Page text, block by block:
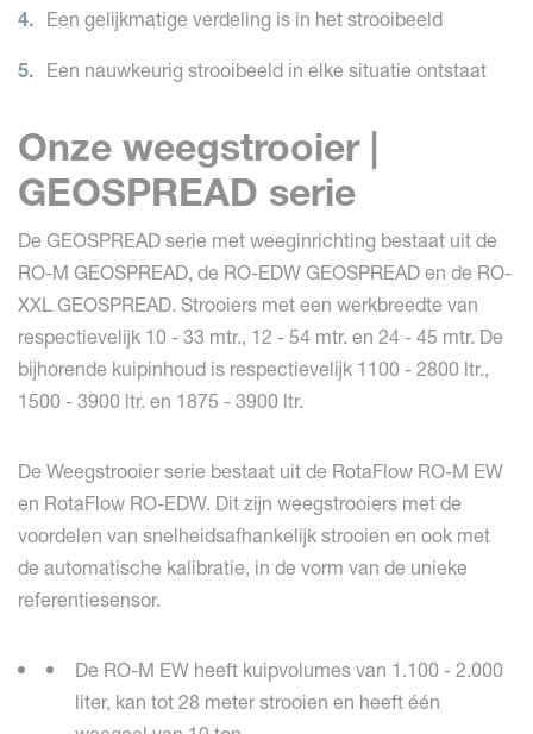
Een gelijkmatige verdeling is in het strooibeeld
Een nauwkeurig strooibeeld in elke situatie ontstaat
Onze weegstrooier |
GEOSPREAD serie
De GEOSPREAD serie met weeginrichting bestaat uit de
RO-M GEOSPREAD, de RO-EDW GEOSPREAD en de RO-
XXL GEOSPREAD. Strooiers met een werkbreedte van
respectievelijk 10 - 33 mtr., 12 - 54 mtr. en 24 - 45 mtr. De
bijhorende kuipinhoud is respectievelijk 1100 - 2800 ltr.,
1500 - 3900 ltr. en 1875 - 3900 ltr.
De Weegstrooier serie bestaat uit de RotaFlow RO-M EW
en RotaFlow RO-EDW. Dit zijn weegstrooiers met de
voordelen van snelheidsafhankelijk strooien en ook met
de automatische kalibratie, in de vorm van de unieke
referentiesensor.
De RO-M EW heeft kuipvolumes van 1.100 - 2.000
liter, kan tot 28 meter strooien en heeft één